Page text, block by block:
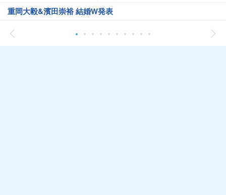
重岡大毅&濱田崇裕 結婚W発表